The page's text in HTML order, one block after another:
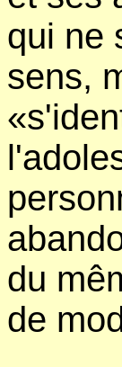
qui ne
sens,
du
de